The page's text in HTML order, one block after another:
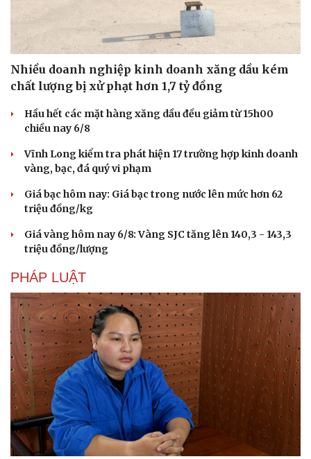
Nhiều doanh nghiệp kinh doanh xăng dầu kém
chất lượng bị xử phạt hơn 1,7 tỷ đồng
Hầu hết các mặt hàng xăng dầu đều giảm từ 15h00
chiều nay 6/8
Vĩnh Long kiểm tra phát hiện 17 trường hợp kinh doanh
vàng, bạc, đá quý vi phạm
Giá bạc hôm nay: Giá bạc trong nước lên mức hơn 62
triệu đồng/kg
Giá vàng hôm nay 6/8: Vàng SJC tăng lên 140,3 - 143,3
triệu đồng/lượng
PHÁP LUẬT